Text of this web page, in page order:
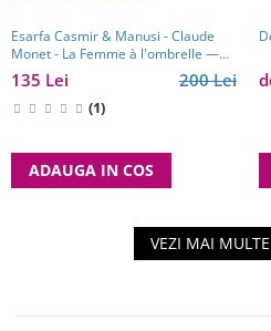
Esarfa Casmir & Manusi - Claude
Monet - La Femme à l'ombrelle —
Madame Monet et son fils
200 Lei
135 Lei
(1)
ADAUGA IN COS
VEZI MAI